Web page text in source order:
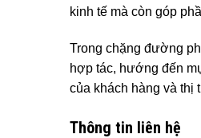
kinh tế mà còn góp
Trong chặng đường
hợp tác, hướng đến
của khách hàng và thị
Thông tin liên hệ